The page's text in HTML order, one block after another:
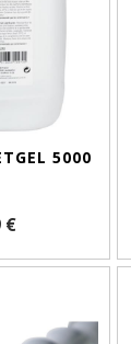
5000
€